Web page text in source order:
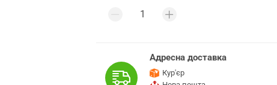
Адресна доставка
Кур'єр